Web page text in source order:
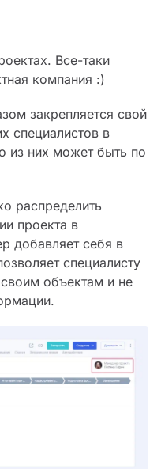
Все-таки
компания :)
закрепляется свой
специалистов в
из них может быть по
распределить
проекта в
добавляет себя в
специалисту
объектам и не